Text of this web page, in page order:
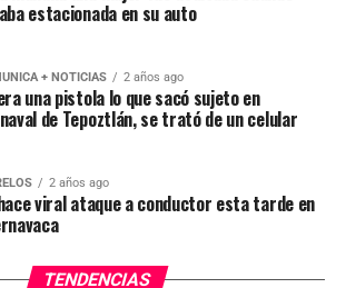
estacionada en su auto
+ NOTICIAS 2 años ago
una pistola lo que sacó sujeto en
de Tepoztlán, se trató de un celular
2 años ago
viral ataque a conductor esta tarde en
TENDENCIAS